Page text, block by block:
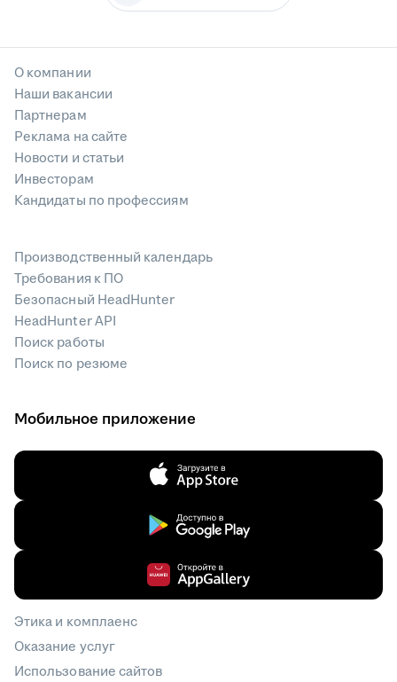
О компании
Наши вакансии
Партнерам
Реклама на сайте
Новости и статьи
Инвесторам
Кандидаты по профессиям
Производственный календарь
Требования к ПО
Безопасный HeadHunter
HeadHunter API
Поиск работы
Поиск по резюме
Мобильное приложение
Этика и комплаенс
Оказание услуг
Использование сайтов